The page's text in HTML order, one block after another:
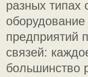
разных типах
оборудование
предприятий
связей:
большинство